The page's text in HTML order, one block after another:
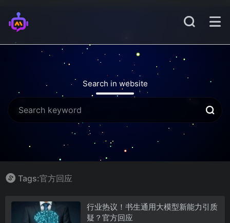
Search in website
Tags:官方回应
行业热议！书生通用大模型新能力引质
疑？官方回应